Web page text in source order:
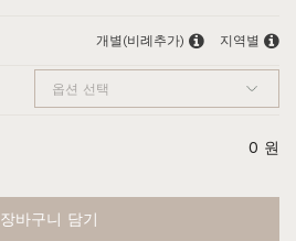
개별(비례추가) 지역별
0 원
장바구니 담기